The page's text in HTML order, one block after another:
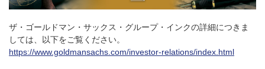
ザ・ゴールドマン・サックス・グループ・インクの詳細につきま
しては、以下をご覧ください。
https://www.goldmansachs.com/investor-relations/index.html